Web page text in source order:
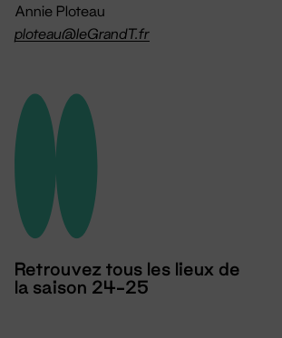
Annie Ploteau
ploteau@leGrandT.fr
Retrouvez tous les lieux de
la saison 24-25